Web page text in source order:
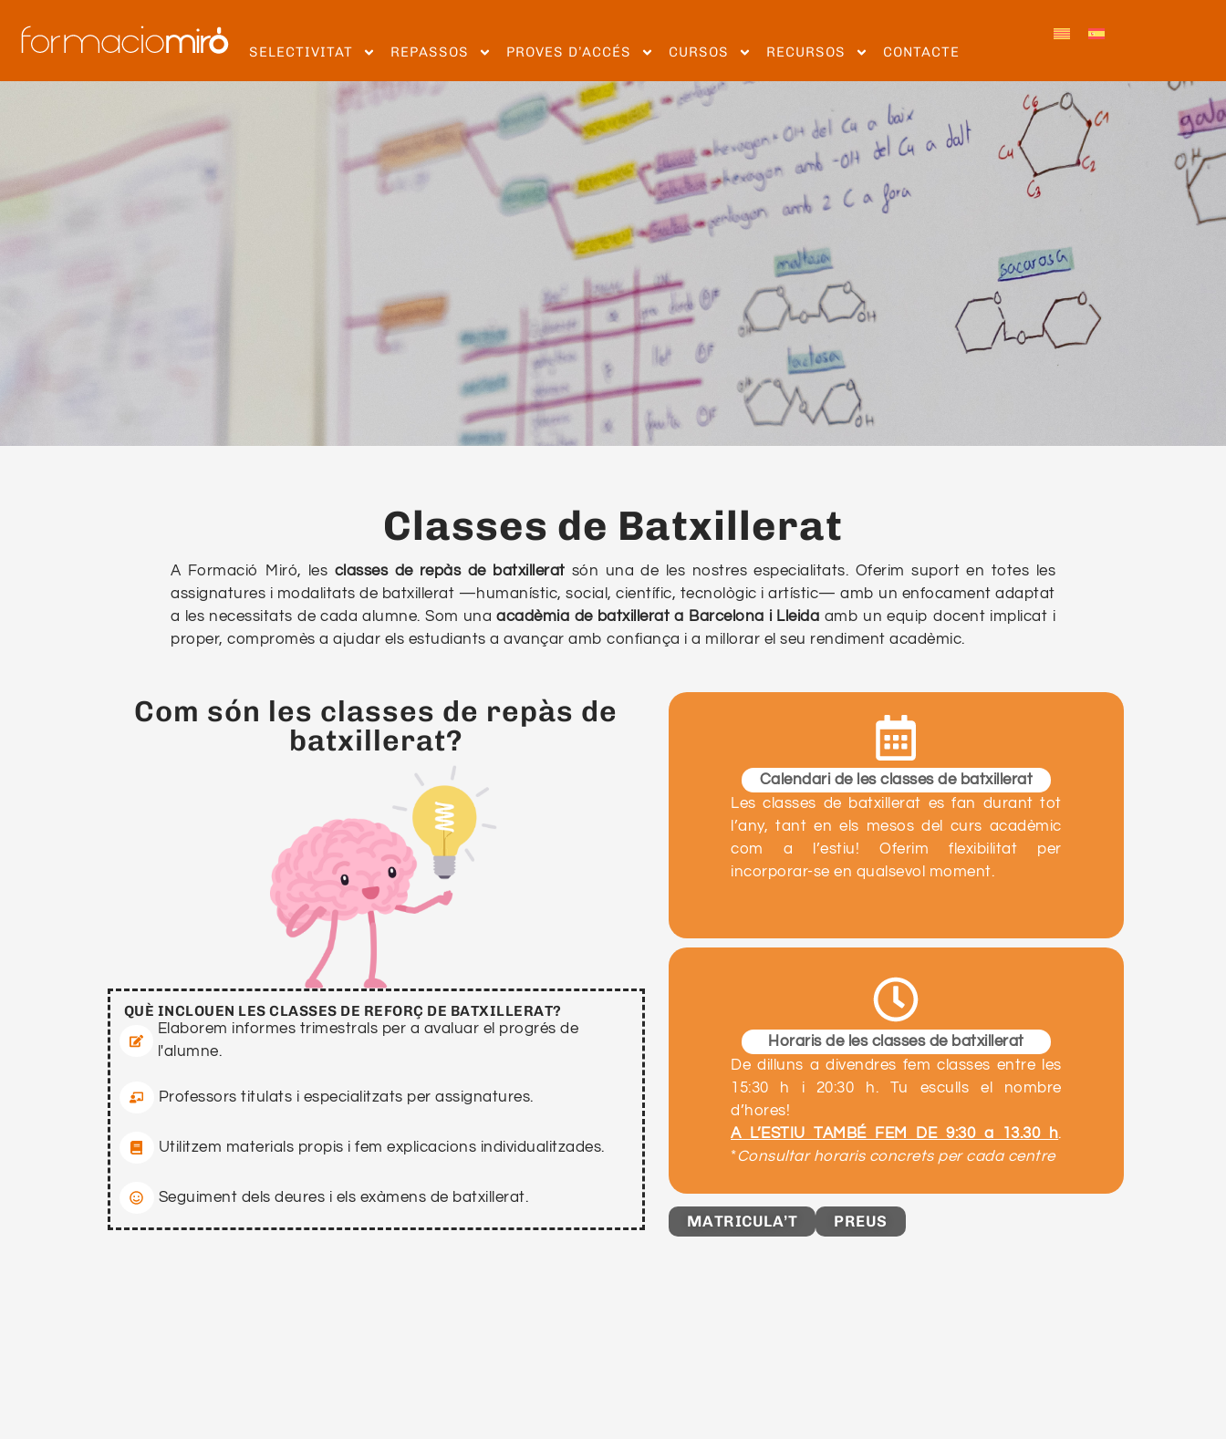
SELECTIVITAT REPASSOS PROVES D’ACCÉS CURSOS RECURSOS CONTACTE
Classes de Batxillerat
A Formació Miró, les classes de repàs de batxillerat són una de les nostres especialitats. Oferim suport en totes les
assignatures i modalitats de batxillerat —humanístic, social, científic, tecnològic i artístic— amb un enfocament adaptat
a les necessitats de cada alumne. Som unaacadèmia de batxillerat a Barcelona i Lleida amb un equip docent implicat i
proper, compromès a ajudar els estudiants a avançar amb confiança i a millorar el seu rendiment acadèmic.
Com són les classes de repàs de
batxillerat?
QUÈ INCLOUEN LES CLASSES DE REFORÇ DE BATXILLERAT?
Elaborem informes trimestrals per a avaluar el progrés de
l'alumne.
Professors titulats i especialitzats per assignatures.
Utilitzem materials propis i fem explicacions individualitzades.
Seguiment dels deures i els exàmens de batxillerat.
Calendari de les classes de batxillerat
Les classes de batxillerat es fan durant tot
l’any, tant en els mesos del curs acadèmic
com a l’estiu! Oferim flexibilitat per
incorporar-se en qualsevol moment.
Horaris de les classes de batxillerat
De dilluns a divendres fem classes entre les
15:30 h i 20:30 h. Tu esculls el nombre
d’hores!
A L’ESTIU TAMBÉ FEM DE 9:30 a 13.30 h.
*Consultar horaris concrets per cada centre
MATRICULA’T PREUS